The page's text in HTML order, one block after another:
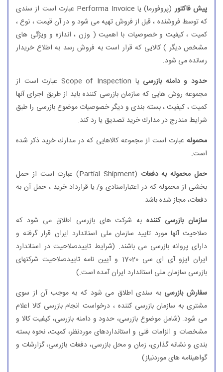
پیش فاكتور
(پروفورما) یا Performa Invoice عبارت است از سندی
كه توسط فروشنده ، قبل از فروش تهیه می شود و در آن قیمت ، نوع ،
كمیت ، كیفیت و خصوصیات با اهمیت ( وزن ، اندازه و ویژگی های
مشخص دیگر ) كالایی كه قرار است به فروش رسد به اطلاع خریدار
رسانده می شود.
حدود و دامنه بازرسی
یا Scope of Inspection عبارت است از
مجموعه روش هایی كه سازمان بازرسی كننده باید از طریق اجرای آنها
كمیت ، كیفیت ، بسته بندی و دیگر خصوصیات موضوع بازرسی را طبق
شرایط مندرج در مدارك خرید تصدیق یا رد كند.
محموله عبارت است از مجموعه كالاهایی كه در مدارك خرید ذكر شده
است.
حمل محموله به دفعات
(Partial Shipment) عبارت است از حمل
بخشی از محموله كه در اعتباراسنادی و/ یا قرارداد خرید ، حمل آن به
دفعات، مجاز شده باشد.
سازمان بازرسی كنندهبه شركت های بازرسی اطلاق می شود كه
صلاحیت آنها مورد تایید سازمان ملی استاندارد ایران قرار گرفته و
دارای پروانه بازرسی می باشند. (شرایط تاییدصلاحیت در استاندارد
ایران ایزو آی ای سی 17020 و آیین نامه تاییدصلاحیت شركتهای
بازرسی سازمان ملی استاندارد ایران آمده است.)
سفارش بازرسی به سندی اطلاق می شود كه به موجب آن از سوی
مشتری به سازمان بازرسی كننده ، درخواست انجام بازرسی كالا اعلام
می شود. (شامل موضوع بازرسی، حدود و دامنه بازرسی، كیفیت كالا و
مشخصات و الزامات فنی و استانداردهای موردنظر، كمیت، نحوه بسته
بندی و نشانه گذاری، زمان و محل بازرسی، دفعات بازرسی، گزارشات و
گواهینامه های موردنیاز)